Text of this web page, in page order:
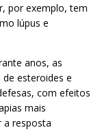
por exemplo, tem
lúpus e
anos, as
esteroides e
com efeitos
mais
a resposta